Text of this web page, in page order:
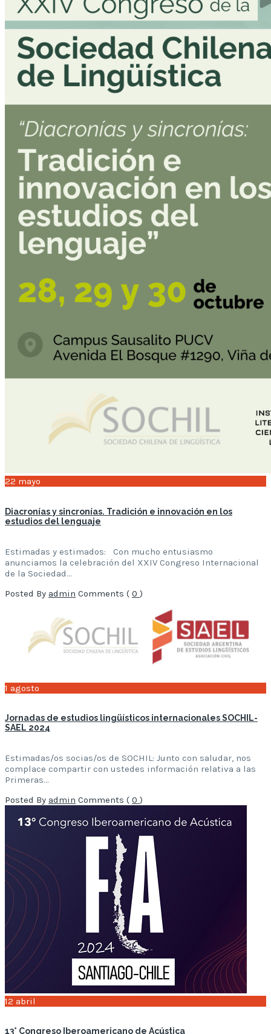
22 mayo
Diacronías y sincronías. Tradición e innovación en los
estudios del lenguaje
Estimadas y estimados: Con mucho entusiasmo
anunciamos la celebración del XXIV Congreso Internacional
de la Sociedad…
Posted By admin Comments ( 0 )
1 agosto
Jornadas de estudios lingüísticos internacionales SOCHIL-
SAEL 2024
Estimadas/os socias/os de SOCHIL: Junto con saludar, nos
complace compartir con ustedes información relativa a las
Primeras…
Posted By admin Comments ( 0 )
12 abril
13° Congreso Iberoamericano de Acústica